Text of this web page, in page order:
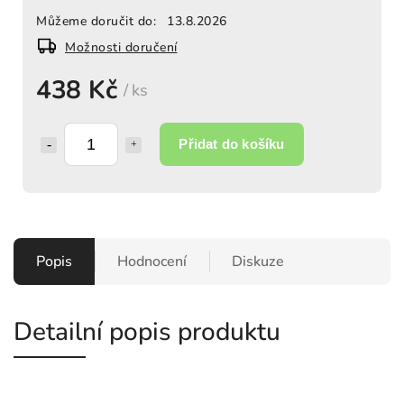
438 Kč / ks
Přidat do košíku
Můžeme doručit do:
13.8.2026
Možnosti doručení
Popis Hodnocení Diskuze
Detailní popis produktu